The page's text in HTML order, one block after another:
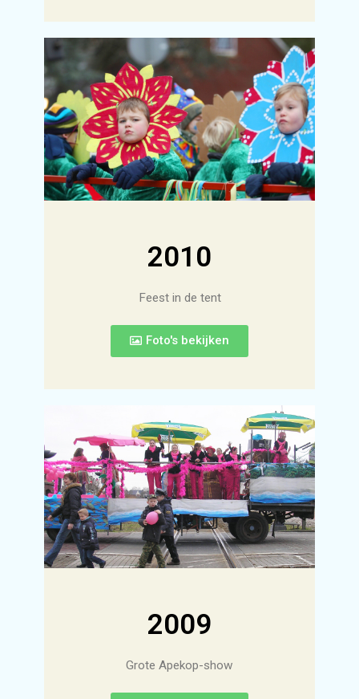
2010
Feest in de tent
Foto's bekijken
2009
Grote Apekop-show